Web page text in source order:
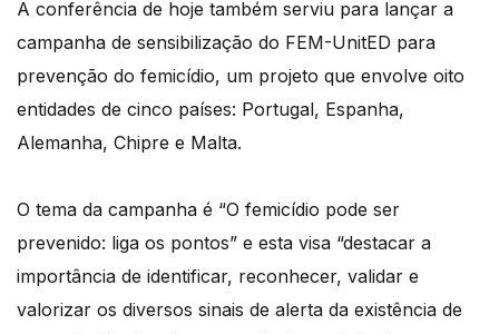
A conferência de hoje também serviu para lançar a
campanha de sensibilização do FEM-UnitED para
prevenção do femicídio, um projeto que envolve oito
entidades de cinco países: Portugal, Espanha,
Alemanha, Chipre e Malta.
O tema da campanha é “O femicídio pode ser
prevenido: liga os pontos” e esta visa “destacar a
importância de identificar, reconhecer, validar e
valorizar os diversos sinais de alerta da existência de